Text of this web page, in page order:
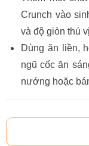
Crunch vào
và độ giòn thú
Dùng ăn liền,
ngũ cốc ăn
nướng hoặc